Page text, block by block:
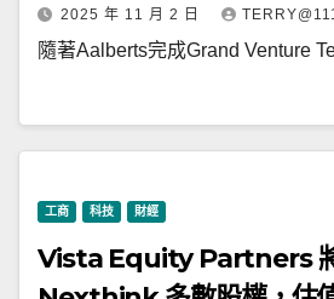
2025 年 11 月 2 日
隨著Aalberts完成Grand Venture
工商 科技 財經
Vista Equity Partners